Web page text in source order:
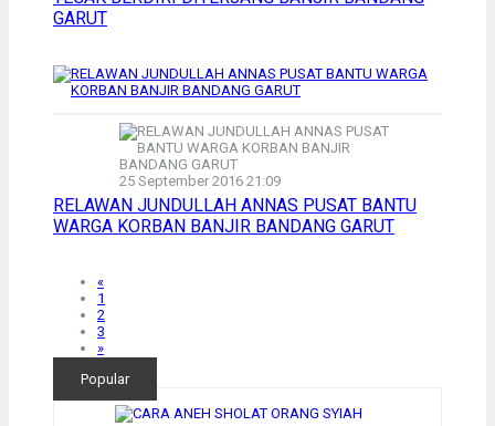
GARUT
25 September 2016 21:09
RELAWAN JUNDULLAH ANNAS PUSAT BANTU
WARGA KORBAN BANJIR BANDANG GARUT
«
1
2
3
»
Popular